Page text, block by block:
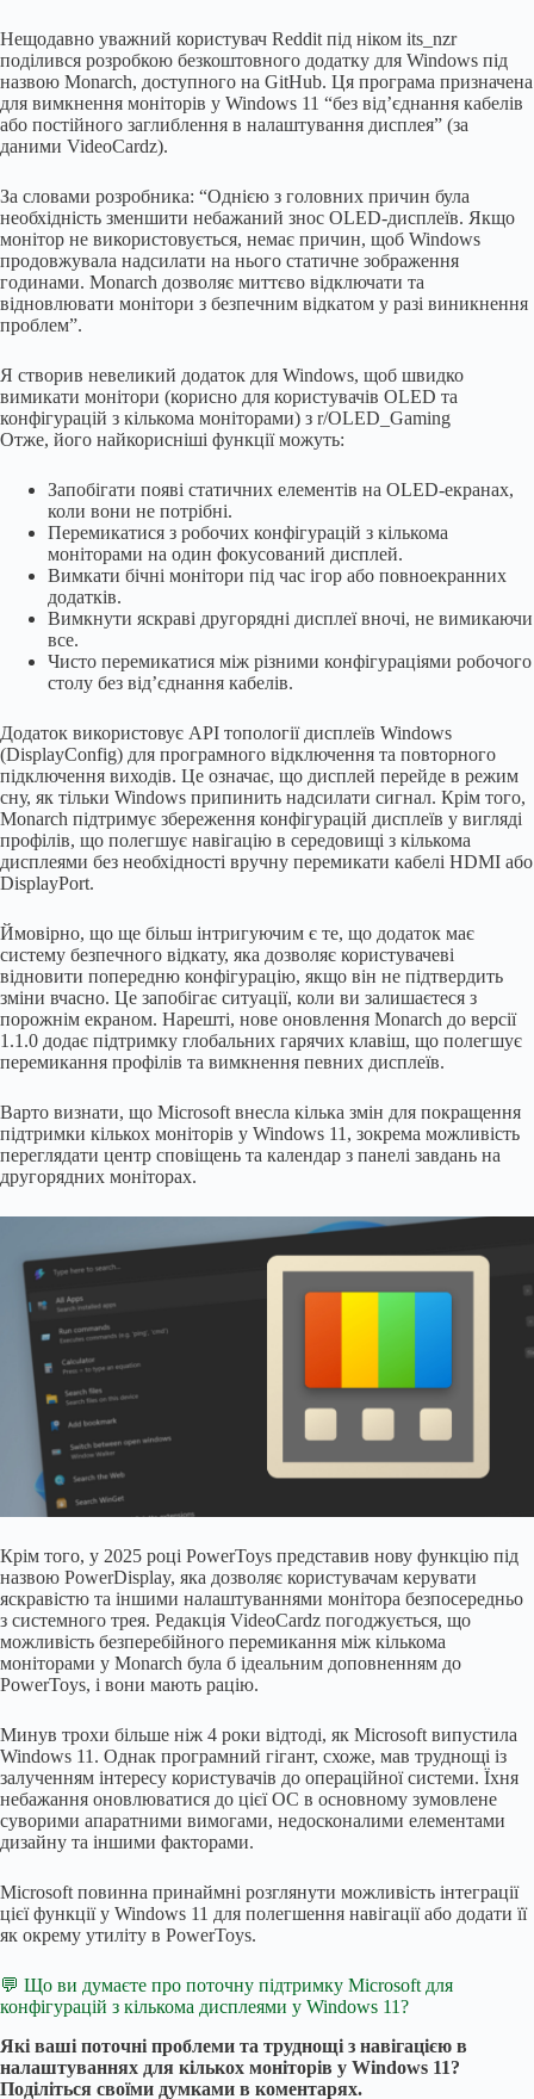
Нещодавно уважний користувач Reddit під ніком its_nzr
поділився розробкою безкоштовного додатку для Windows під
назвою Monarch, доступного на GitHub. Ця програма призначена
для вимкнення моніторів у Windows 11 “без від’єднання кабелів
або постійного заглиблення в налаштування дисплея” (за
даними VideoCardz).
За словами розробника: “Однією з головних причин була
необхідність зменшити небажаний знос OLED-дисплеїв. Якщо
монітор не використовується, немає причин, щоб Windows
продовжувала надсилати на нього статичне зображення
годинами. Monarch дозволяє миттєво відключати та
відновлювати монітори з безпечним відкатом у разі виникнення
проблем”.
Я створив невеликий додаток для Windows, щоб швидко
вимикати монітори (корисно для користувачів OLED та
конфігурацій з кількома моніторами) з r/OLED_Gaming
Отже, його найкорисніші функції можуть:
Запобігати появі статичних елементів на OLED-екранах,
коли вони не потрібні.
Перемикатися з робочих конфігурацій з кількома
моніторами на один фокусований дисплей.
Вимкати бічні монітори під час ігор або повноекранних
додатків.
Вимкнути яскраві другорядні дисплеї вночі, не вимикаючи
все.
Чисто перемикатися між різними конфігураціями робочого
столу без від’єднання кабелів.
Додаток використовує API топології дисплеїв Windows
(DisplayConfig) для програмного відключення та повторного
підключення виходів. Це означає, що дисплей перейде в режим
сну, як тільки Windows припинить надсилати сигнал. Крім того,
Monarch підтримує збереження конфігурацій дисплеїв у вигляді
профілів, що полегшує навігацію в середовищі з кількома
дисплеями без необхідності вручну перемикати кабелі HDMI або
DisplayPort.
Ймовірно, що ще більш інтригуючим є те, що додаток має
систему безпечного відкату, яка дозволяє користувачеві
відновити попередню конфігурацію, якщо він не підтвердить
зміни вчасно. Це запобігає ситуації, коли ви залишаєтеся з
порожнім екраном. Нарешті, нове оновлення Monarch до версії
1.1.0 додає підтримку глобальних гарячих клавіш, що полегшує
перемикання профілів та вимкнення певних дисплеїв.
Варто визнати, що Microsoft внесла кілька змін для покращення
підтримки кількох моніторів у Windows 11, зокрема можливість
переглядати центр сповіщень та календар з панелі завдань на
другорядних моніторах.
Крім того, у 2025 році PowerToys представив нову функцію під
назвою PowerDisplay, яка дозволяє користувачам керувати
яскравістю та іншими налаштуваннями монітора безпосередньо
з системного трея. Редакція VideoCardz погоджується, що
можливість безперебійного перемикання між кількома
моніторами у Monarch була б ідеальним доповненням до
PowerToys, і вони мають рацію.
Минув трохи більше ніж 4 роки відтоді, як Microsoft випустила
Windows 11. Однак програмний гігант, схоже, мав труднощі із
залученням інтересу користувачів до операційної системи. Їхня
небажання оновлюватися до цієї ОС в основному зумовлене
суворими апаратними вимогами, недосконалими елементами
дизайну та іншими факторами.
Microsoft повинна принаймні розглянути можливість інтеграції
цієї функції у Windows 11 для полегшення навігації або додати її
як окрему утиліту в PowerToys.
💬 Що ви думаєте про поточну підтримку Microsoft для
конфігурацій з кількома дисплеями у Windows 11?
Які ваші поточні проблеми та труднощі з навігацією в
налаштуваннях для кількох моніторів у Windows 11?
Поділіться своїми думками в коментарях.